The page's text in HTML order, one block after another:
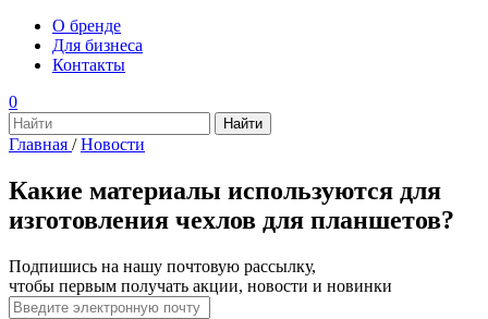
О бренде
Для бизнеса
Контакты
0
Главная / Новости
Какие материалы используются для
изготовления чехлов для планшетов?
Подпишись на нашу почтовую рассылку,
чтобы первым получать акции, новости и новинки